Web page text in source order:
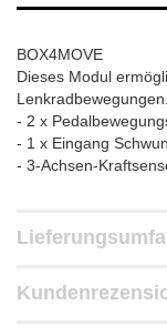
BOX4MOVE
Dieses Modul
Lenkradbewegungen.
- 2 x
- 1 x Eingang
- 3-Achsen-